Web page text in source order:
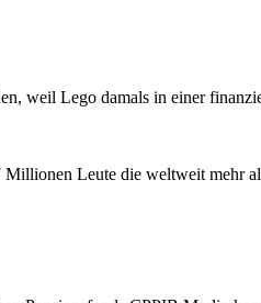
weil Lego damals in einer
Leute die weltweit mehr